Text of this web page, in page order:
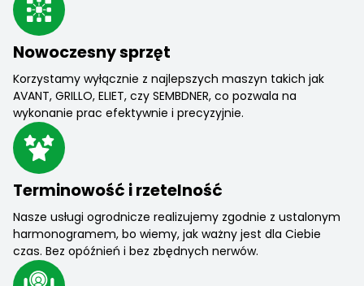
Nowoczesny sprzęt
Korzystamy wyłącznie z najlepszych maszyn takich jak
AVANT, GRILLO, ELIET, czy SEMBDNER, co pozwala na
wykonanie prac efektywnie i precyzyjnie.
Terminowość i rzetelność
Nasze usługi ogrodnicze realizujemy zgodnie z ustalonym
harmonogramem, bo wiemy, jak ważny jest dla Ciebie
czas. Bez opóźnień i bez zbędnych nerwów.